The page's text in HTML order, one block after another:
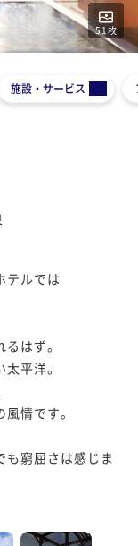
51 枚
施設・サービス
テルでは
はず。
平洋。
情です。
も窮屈さは感じま